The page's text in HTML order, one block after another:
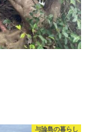
与論島の暮らし